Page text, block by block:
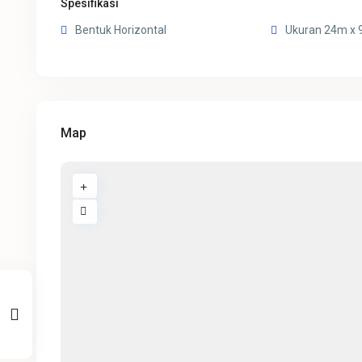
Spesifikasi
Bentuk Horizontal Ukuran 24m x
Map